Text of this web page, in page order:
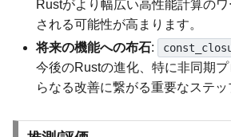
Rustがより幅広い高性能計算の
される可能性が高まります。
将来の機能への布石:
今後のRustの進化、特に非同期
らなる改善に繋がる重要なステッ